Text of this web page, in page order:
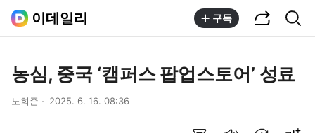
이데일리 구독
농심, 중국 ‘캠퍼스 팝업스토어’ 성료
노희준 2025. 6. 16. 08:36